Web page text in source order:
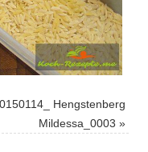
Hengstenberg
Mildessa_0003 »